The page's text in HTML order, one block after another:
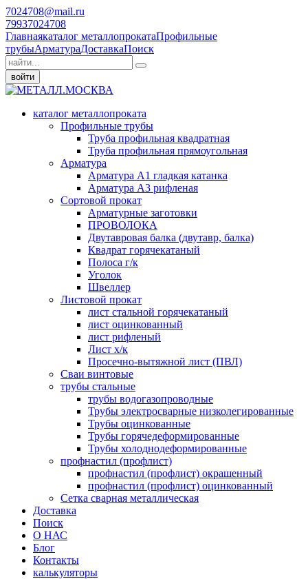
7024708@mail.ru
79937024708
Главнаякаталог металлопрокатаПрофильные
трубыАрматураДоставкаПоиск
войти
каталог металлопроката
Профильные трубы
Труба профильная квадратная
Труба профильная прямоугольная
Арматура
Арматура А1 гладкая катанка
Арматура А3 рифленая
Сортовой прокат
Арматурные заготовки
ПРОВОЛОКА
Двутавровая балка (двутавр, балка)
Квадрат горячекатаный
Полоса г/к
Уголок
Швеллер
Листовой прокат
лист стальной горячекатаный
лист оцинкованный
лист рифленый
Лист х/к
Просечно-вытяжной лист (ПВЛ)
Сваи винтовые
трубы стальные
трубы водогазопроводные
Трубы электросварные низколегированные
Трубы оцинкованные
Трубы горячедеформированные
Трубы холоднодеформированные
профнастил (профлист)
профнастил (профлист) окрашенный
профнастил (профлист) оцинкованный
Сетка сварная металлическая
Доставка
Поиск
О НАС
Блог
Контакты
калькуляторы